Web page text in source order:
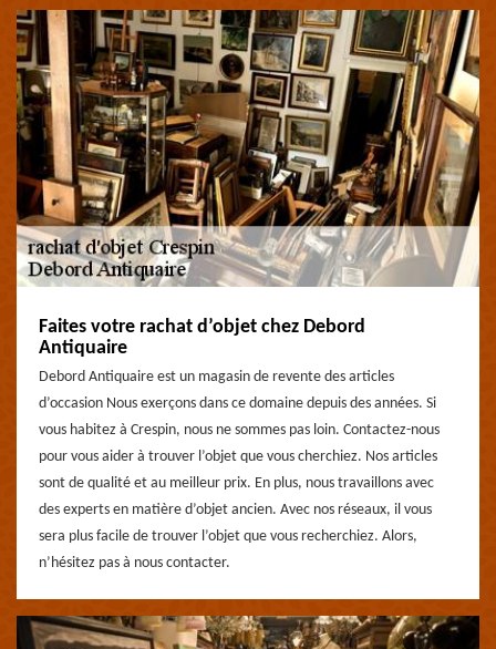
Faites votre rachat d’objet chez Debord
Antiquaire
Debord Antiquaire est un magasin de revente des articles
d’occasion Nous exerçons dans ce domaine depuis des années. Si
vous habitez à Crespin, nous ne sommes pas loin. Contactez-nous
pour vous aider à trouver l’objet que vous cherchiez. Nos articles
sont de qualité et au meilleur prix. En plus, nous travaillons avec
des experts en matière d’objet ancien. Avec nos réseaux, il vous
sera plus facile de trouver l’objet que vous recherchiez. Alors,
n’hésitez pas à nous contacter.